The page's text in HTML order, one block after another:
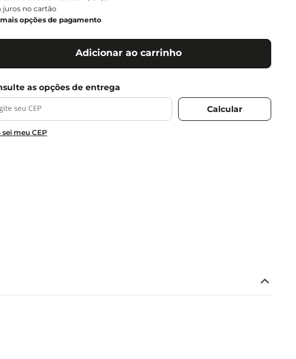
juros no cartão
opções de pagamento
Adicionar ao carrinho
sei meu CEP